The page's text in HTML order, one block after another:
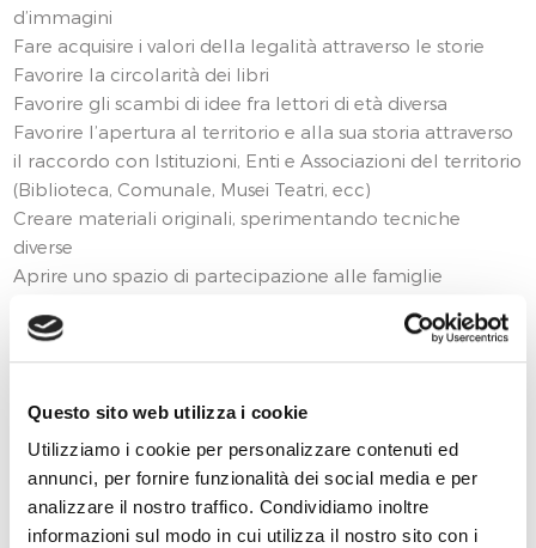
Questo sito web utilizza i cookie
Utilizziamo i cookie per personalizzare contenuti ed
annunci, per fornire funzionalità dei social media e per
analizzare il nostro traffico. Condividiamo inoltre
informazioni sul modo in cui utilizza il nostro sito con i
d’immagini
Fare acquisire i valori della legalità attraverso le storie
Favorire la circolarità dei libri
Favorire gli scambi di idee fra lettori di età diversa
Favorire l’apertura al territorio e alla sua storia attraverso
il raccordo con Istituzioni, Enti e Associazioni del territorio
(Biblioteca, Comunale, Musei Teatri, ecc)
Creare materiali originali, sperimentando tecniche
diverse
Aprire uno spazio di partecipazione alle famiglie
Individuare nei libri una fonte di informazione e/o ricerca.
Libriamoci: adesione al progetto nazionale
Topi in biblioteca
Rosicchiando le pagine
Lettura ad alta voce da parte dell’insegnante di un libro